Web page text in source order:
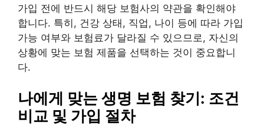
가입 전에 반드시 해당 보험사의 약관을 확인해야
합니다. 특히, 건강 상태, 직업, 나이 등에 따라 가입
가능 여부와 보험료가 달라질 수 있으므로, 자신의
상황에 맞는 보험 제품을 선택하는 것이 중요합니
다.
나에게 맞는 생명 보험 찾기: 조건
비교 및 가입 절차